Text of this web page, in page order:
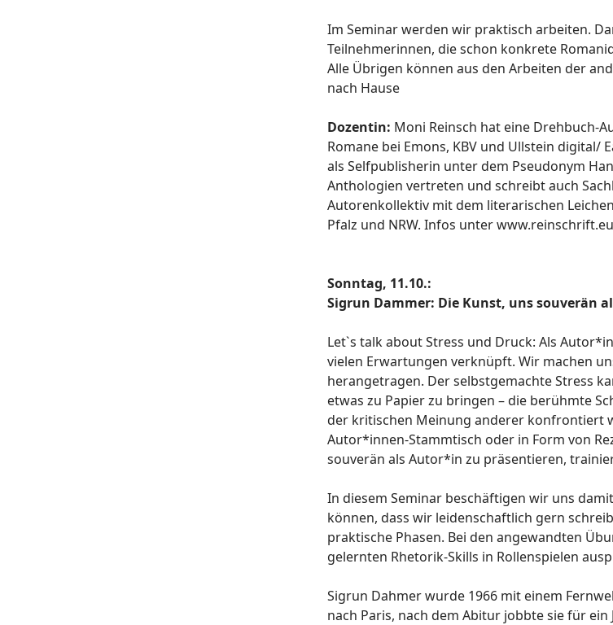
Im Seminar werden wir praktisch arbeiten.
Teilnehmerinnen, die schon konkrete
Alle Übrigen können aus den Arbeiten der
nach Hause
Dozentin: Moni Reinsch hat eine Drehbuch-
Romane bei Emons, KBV und Ullstein
als Selfpublisherin unter dem Pseudonym
Anthologien vertreten und schreibt auch
Autorenkollektiv mit dem literarischen
Pfalz und NRW. Infos unter www.reinschrift.eu
Sonntag, 11.10.:
Sigrun Dammer: Die Kunst, uns souverän
Let`s talk about Stress und Druck: Als
vielen Erwartungen verknüpft. Wir machen
herangetragen. Der selbstgemachte Stress
etwas zu Papier zu bringen – die berühmte
der kritischen Meinung anderer konfrontiert
Autor*innen-Stammtisch oder in Form von
souverän als Autor*in zu präsentieren,
In diesem Seminar beschäftigen wir uns
können, dass wir leidenschaftlich gern
praktische Phasen. Bei den angewandten
gelernten Rhetorik-Skills in Rollenspielen
Sigrun Dahmer wurde 1966 mit einem
nach Paris, nach dem Abitur jobbte sie für